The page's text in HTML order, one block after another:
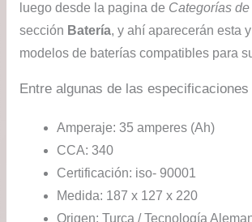
luego desde la pagina de Categorías
sección Batería, y ahí aparecerán esta
modelos de baterías compatibles para
Entre algunas de las
Amperaje: 35 amperes (Ah)
CCA: 340
Certificación: iso- 90001
Medida: 187 x 127 x 220
Origen: Turca / Tecnología